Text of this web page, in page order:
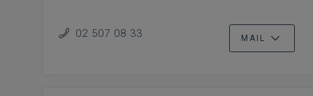
02 507 08 33 MAIL